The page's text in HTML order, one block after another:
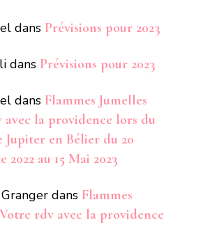
dans Prévisions pour 2023
dans Prévisions pour 2023
dans Flammes Jumelles
la providence lors du
Jupiter en Bélier du 20
2022 au 15 Mai 2023
dans Flammes
rdv avec la providence